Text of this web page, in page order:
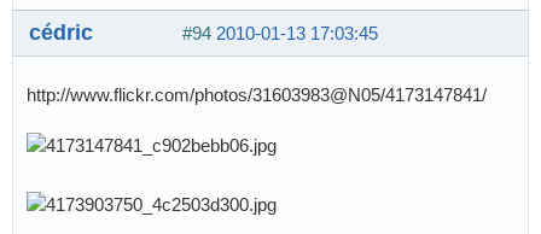
#94 2010-01-13 17:03:45
cédric
http://www.flickr.com/photos/31603983@N05/4173147841/